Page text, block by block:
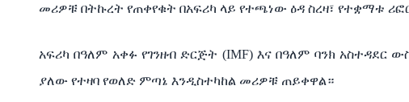
መሪዎቹ በትኩረት የጠቀየቁት በአፍሪካ ላይ የተጫነው ዕዳ ስረዛ፣ የተቋማቱ
አፍሪካ በዓለም አቀፉ የገንዘብ ድርጅት (IMF) እና በዓለም ባንክ
ያለው የተዛባ የወለድ ምጣኔ እንዲስተካከል መሪዎቹ ጠይቀዋል።